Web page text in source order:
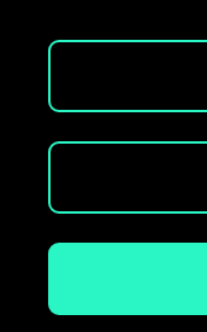
Copyright © 2026
Avís legal Política